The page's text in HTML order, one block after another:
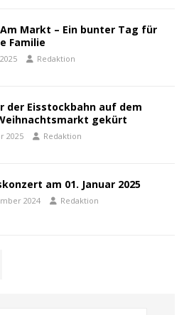
Markt – Ein bunter Tag für
Familie
Redaktion
der Eisstockbahn auf dem
gekürt
2025 Redaktion
am 01. Januar 2025
2024 Redaktion